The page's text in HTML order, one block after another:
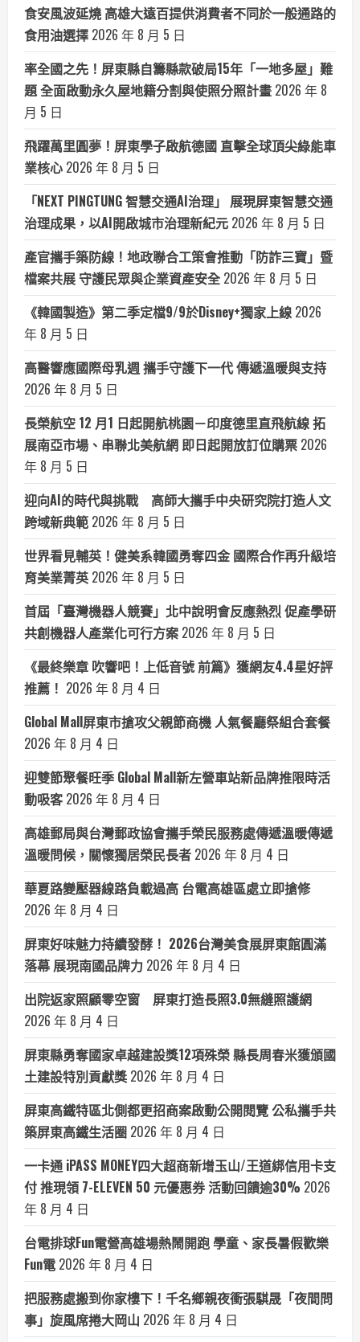
食安風波延燒 高雄大遠百提供消費者不同於一般通路的
食用油選擇 2026 年 8 月 5 日
率全國之先！屏東縣自籌縣款破局15年「一地多屋」難
題 全面啟動永久屋地籍分割與使照分照計畫 2026 年 8
月 5 日
飛躍萬里圓夢！屏東學子啟航德國 直擊全球頂尖綠能車
業核心 2026 年 8 月 5 日
「NEXT PINGTUNG 智慧交通AI治理」 展現屏東智慧交通
治理成果，以AI開啟城市治理新紀元 2026 年 8 月 5 日
產官攜手築防線！地政聯合工策會推動「防詐三寶」暨
檔案共展 守護民眾與企業資產安全 2026 年 8 月 5 日
《韓國製造》第二季定檔9/9於Disney+獨家上線 2026
年 8 月 5 日
高醫響應國際母乳週 攜手守護下一代 傳遞溫暖與支持
2026 年 8 月 5 日
長榮航空 12 月1 日起開航桃園－印度德里直飛航線 拓
展南亞市場、串聯北美航網 即日起開放訂位購票 2026
年 8 月 5 日
迎向AI的時代與挑戰 高師大攜手中央研究院打造人文
跨域新典範 2026 年 8 月 5 日
世界看見輔英！健美系韓國勇奪四金 國際合作再升級培
育美業菁英 2026 年 8 月 5 日
首屆「臺灣機器人競賽」北中說明會反應熱烈 促產學研
共創機器人產業化可行方案 2026 年 8 月 5 日
《最終樂章 吹響吧！上低音號 前篇》獲網友4.4星好評
推薦！ 2026 年 8 月 4 日
Global Mall屏東市搶攻父親節商機 人氣餐廳祭組合套餐
2026 年 8 月 4 日
迎雙節聚餐旺季 Global Mall新左營車站新品牌推限時活
動吸客 2026 年 8 月 4 日
高雄郵局與台灣郵政協會攜手榮民服務處傳遞溫暖傳遞
溫暖問候，關懷獨居榮民長者 2026 年 8 月 4 日
華夏路變壓器線路負載過高 台電高雄區處立即搶修
2026 年 8 月 4 日
屏東好味魅力持續發酵！ 2026台灣美食展屏東館圓滿
落幕 展現南國品牌力 2026 年 8 月 4 日
出院返家照顧零空窗 屏東打造長照3.0無縫照護網
2026 年 8 月 4 日
屏東縣勇奪國家卓越建設獎12項殊榮 縣長周春米獲頒國
土建設特別貢獻獎 2026 年 8 月 4 日
屏東高鐵特區北側都更招商案啟動公開閱覽 公私攜手共
築屏東高鐵生活圈 2026 年 8 月 4 日
一卡通 iPASS MONEY四大超商新增玉山/王道綁信用卡支
付 推現領 7-ELEVEN 50 元優惠券 活動回饋逾30% 2026
年 8 月 4 日
台電排球Fun電營高雄場熱鬧開跑 學童、家長暑假歡樂
Fun電 2026 年 8 月 4 日
把服務處搬到你家樓下！千名鄉親夜衝張騏晟「夜間問
事」旋風席捲大岡山 2026 年 8 月 4 日